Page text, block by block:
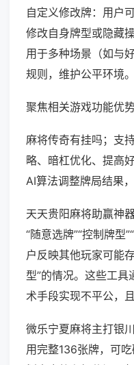
自定义修改牌：用户
修改自身牌型或隐藏
用于多种场景（如与
规则，维护公平环境。
聚焦相关游戏功能优势
麻将传奇有挂吗；支
略、暗杠优化、提高
AI算法调整牌局结果，
天天贵阳麻将助赢神
“随意选牌”“控制牌型
户反映其他玩家可能
型”的情况。这些工
术手段实现不平公，且
微乐宁夏麻将主打银
用完整136张牌，可吃